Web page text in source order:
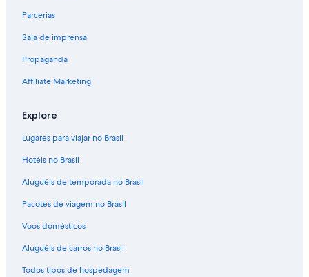
Parcerias
Sala de imprensa
Propaganda
Affiliate Marketing
Explore
Lugares para viajar no Brasil
Hotéis no Brasil
Aluguéis de temporada no Brasil
Pacotes de viagem no Brasil
Voos domésticos
Aluguéis de carros no Brasil
Todos tipos de hospedagem